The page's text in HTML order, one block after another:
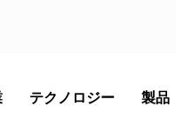
テクノロジー 製品